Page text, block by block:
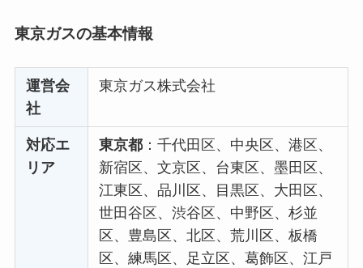
東京ガスの基本情報
運営会
社
東京ガス株式会社
対応エ
リア
東京都 ：千代田区、中央区、港区、
新宿区、文京区、台東区、墨田区、
江東区、品川区、目黒区、大田区、
世田谷区、渋谷区、中野区、杉並
区、豊島区、北区、荒川区、板橋
区、練馬区、足立区、葛飾区、江戸